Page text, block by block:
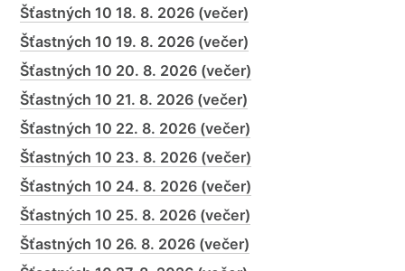
Šťastných 10 18. 8. 2026 (večer)
Šťastných 10 19. 8. 2026 (večer)
Šťastných 10 20. 8. 2026 (večer)
Šťastných 10 21. 8. 2026 (večer)
Šťastných 10 22. 8. 2026 (večer)
Šťastných 10 23. 8. 2026 (večer)
Šťastných 10 24. 8. 2026 (večer)
Šťastných 10 25. 8. 2026 (večer)
Šťastných 10 26. 8. 2026 (večer)